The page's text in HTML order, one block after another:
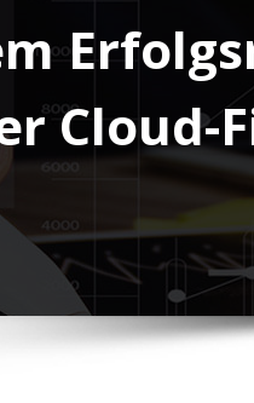
Cloud-